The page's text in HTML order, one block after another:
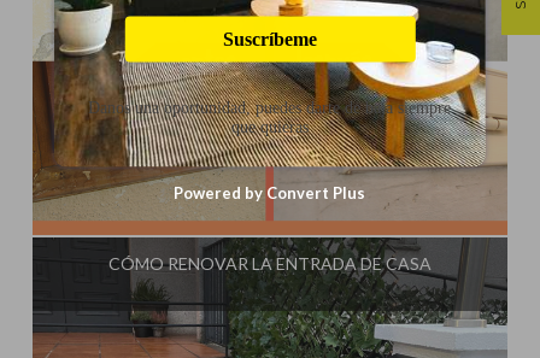
Influencer:
CÓMO RENOVAR LA ENTRADA DE CASA
Suscríbeme
Danos una oportunidad, puedes darte de baja siempre
que quieras
Powered by Convert Plus